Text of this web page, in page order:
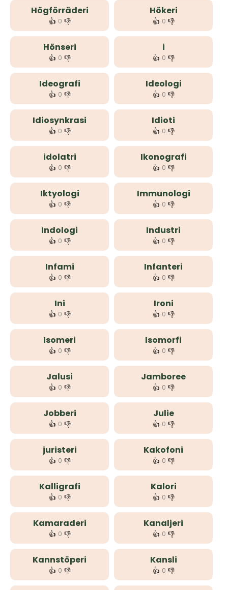
Högförräderi
👍 0 👎
Hökeri
👍 0 👎
Hönseri
👍 0 👎
i
👍 0 👎
Ideografi
👍 0 👎
Ideologi
👍 0 👎
Idiosynkrasi
👍 0 👎
Idioti
👍 0 👎
idolatri
👍 0 👎
Ikonografi
👍 0 👎
Iktyologi
👍 0 👎
Immunologi
👍 0 👎
Indologi
👍 0 👎
Industri
👍 0 👎
Infami
👍 0 👎
Infanteri
👍 0 👎
Ini
👍 0 👎
Ironi
👍 0 👎
Isomeri
👍 0 👎
Isomorfi
👍 0 👎
Jalusi
👍 0 👎
Jamboree
👍 0 👎
Jobberi
👍 0 👎
Julie
👍 0 👎
juristeri
👍 0 👎
Kakofoni
👍 0 👎
Kalligrafi
👍 0 👎
Kalori
👍 0 👎
Kamaraderi
👍 0 👎
Kanaljeri
👍 0 👎
Kannstöperi
👍 0 👎
Kansli
👍 0 👎